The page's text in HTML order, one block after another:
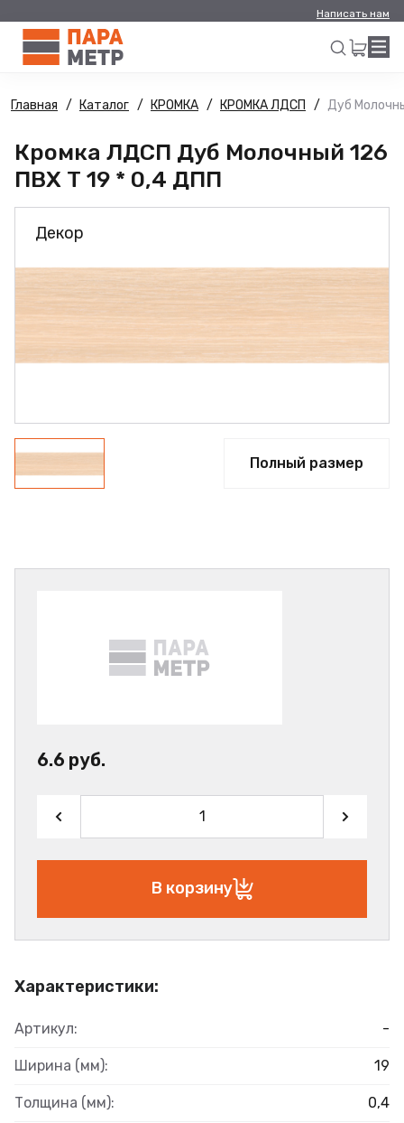
Написать нам
Искать
Главная Каталог КРОМКА КРОМКА ЛДСП Дуб
Кромка ЛДСП Дуб Молочный 126
ПВХ Т 19 * 0,4 ДПП
Декор
Полный размер
Характеристики:
Артикул: -
Ширина (мм): 19
Толщина (мм): 0,4
6.6 руб.
В корзину